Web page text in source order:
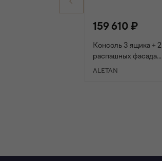
159 610 ₽
Консоль 3 ящика + 2
распашных фасада
"Прованс Wood"
ALETAN